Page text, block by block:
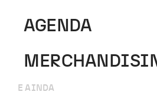
AGENDA
E AINDA